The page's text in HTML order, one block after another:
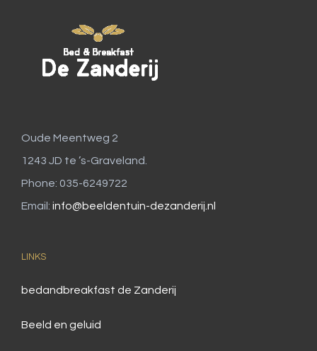
Oude Meentweg 2
1243 JD te ’s-Graveland.
Phone: 035-6249722
Email: info@beeldentuin-dezanderij.nl
LINKS
bedandbreakfast de Zanderij
Beeld en geluid